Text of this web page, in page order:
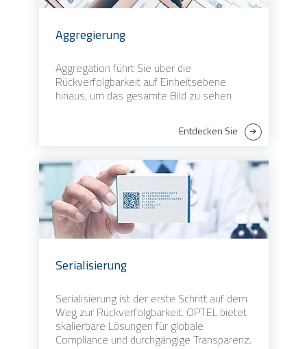
Aggregierung
Aggregation führt Sie über die
Rückverfolgbarkeit auf Einheitsebene
hinaus, um das gesamte Bild zu sehen
Entdecken Sie
Serialisierung
Serialisierung ist der erste Schritt auf dem
Weg zur Rückverfolgbarkeit. OPTEL bietet
skalierbare Lösungen für globale
Compliance und durchgängige Transparenz.